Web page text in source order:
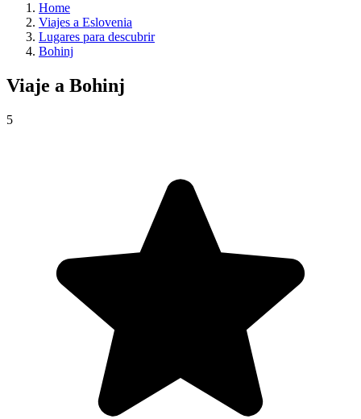
Home
Viajes a Eslovenia
Lugares para descubrir
Bohinj
Viaje a Bohinj
5